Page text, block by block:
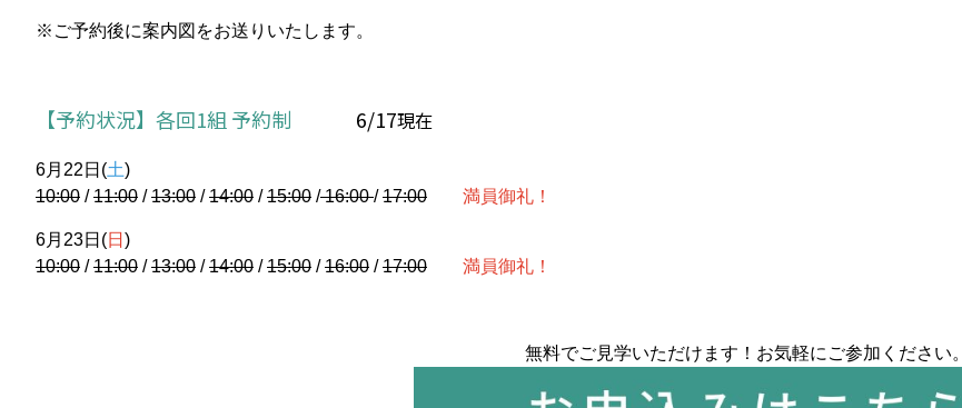
※ご予約後に案内図をお送りいたします。
【予約状況】各回1組 予約制 6/17現在
6月22日(土)
10:00 /11:00 /13:00 /14:00 /15:00 /16:00/17:00 満員御礼！
6月23日(日 )
10:00 /11:00 /13:00 /14:00 /15:00 /16:00 /17:00 満員御礼！
無料でご見学いただけます！お気軽にご参加ください。